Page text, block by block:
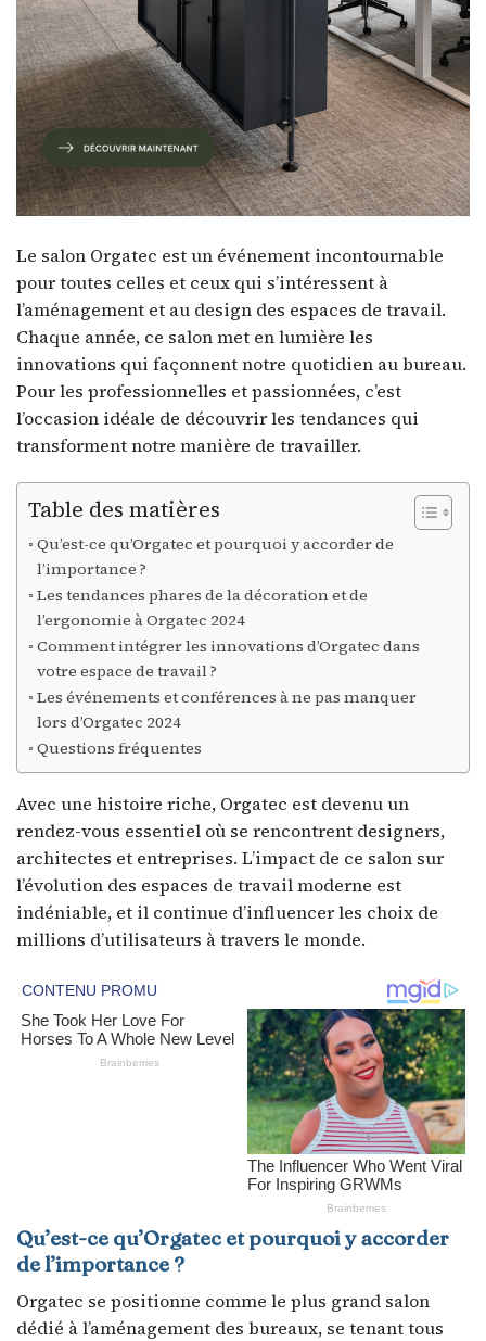
Le salon Orgatec est un événement incontournable
pour toutes celles et ceux qui s’intéressent à
l’aménagement et au design des espaces de travail.
Chaque année, ce salon met en lumière les
innovations qui façonnent notre quotidien au bureau.
Pour les professionnelles et passionnées, c’est
l’occasion idéale de découvrir les tendances qui
transforment notre manière de travailler.
Table des matières
Qu’est-ce qu’Orgatec et pourquoi y accorder de
l’importance ?
Les tendances phares de la décoration et de
l’ergonomie à Orgatec 2024
Comment intégrer les innovations d’Orgatec dans
votre espace de travail ?
Les événements et conférences à ne pas manquer
lors d’Orgatec 2024
Questions fréquentes
Avec une histoire riche, Orgatec est devenu un
rendez-vous essentiel où se rencontrent designers,
architectes et entreprises. L’impact de ce salon sur
l’évolution des espaces de travail moderne est
indéniable, et il continue d’influencer les choix de
millions d’utilisateurs à travers le monde.
Qu’est-ce qu’Orgatec et pourquoi y accorder
de l’importance ?
Orgatec se positionne comme le plus grand salon
dédié à l’aménagement des bureaux, se tenant tous